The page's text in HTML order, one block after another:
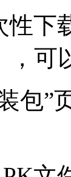
性下
可
包”